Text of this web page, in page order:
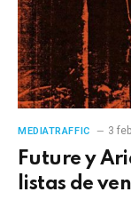
MEDIATRAFFIC 3
Future y
listas de